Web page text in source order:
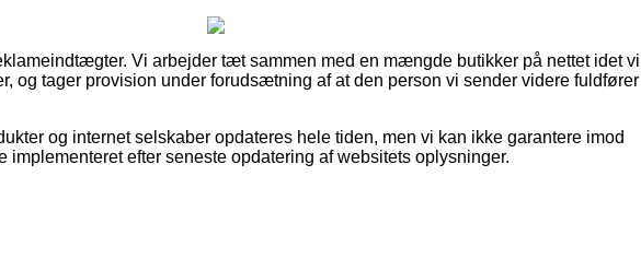
Vi arbejder tæt sammen med en mængde butikker på nettet idet vi
og tager provision under forudsætning af at den person vi sender videre fuldfører
og internet selskaber opdateres hele tiden, men vi kan ikke garantere imod
implementeret efter seneste opdatering af websitets oplysninger.